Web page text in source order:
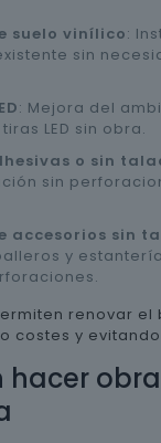
suelo vinílico:
sin
: Mejora del
LED sin obra.
o sin
sin
accesorios sin
y
renovar el
costes y
hacer